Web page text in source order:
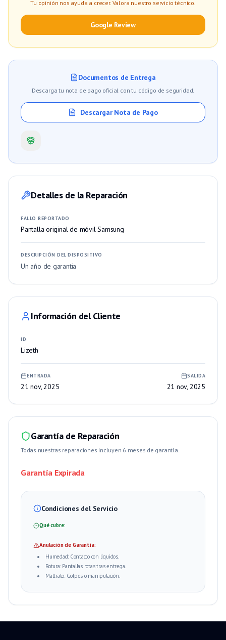
Tu opinión nos ayuda a crecer. Valora nuestro servicio técnico.
Google Review
Documentos de Entrega
Descarga tu nota de pago oficial con tu código de seguridad.
Descargar Nota de Pago
Detalles de la Reparación
FALLO REPORTADO
Pantalla original de móvil Samsung
DESCRIPCIÓN DEL DISPOSITIVO
Un año de garantia
Información del Cliente
ID
Lizeth
ENTRADA
21 nov, 2025
SALIDA
21 nov, 2025
Garantía de Reparación
Todas nuestras reparaciones incluyen 6 meses de garantía.
Garantía Expirada
Condiciones del Servicio
Qué cubre:
Anulación de Garantía:
Humedad: Contacto con líquidos.
Rotura: Pantallas rotas tras entrega.
Maltrato: Golpes o manipulación.